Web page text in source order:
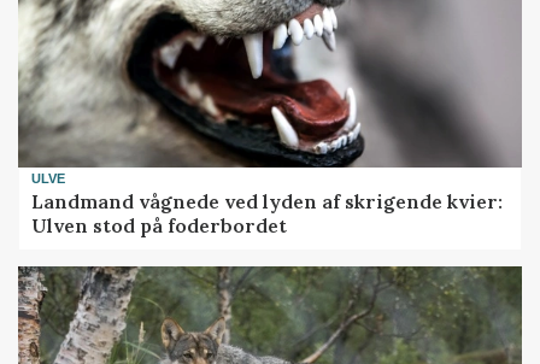
ULVE
Landmand vågnede ved lyden af skrigende kvier:
Ulven stod på foderbordet